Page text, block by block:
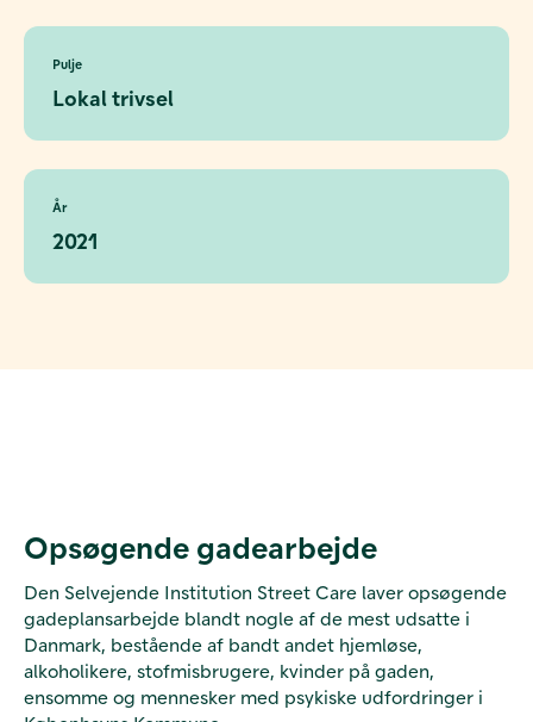
Pulje
Lokal trivsel
År
2021
Opsøgende gadearbejde
Den Selvejende Institution Street Care laver opsøgende
gadeplansarbejde blandt nogle af de mest udsatte i
Danmark, bestående af bandt andet hjemløse,
alkoholikere, stofmisbrugere, kvinder på gaden,
ensomme og mennesker med psykiske udfordringer i